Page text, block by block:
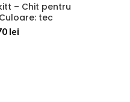
– Chit pentru
tec
lei